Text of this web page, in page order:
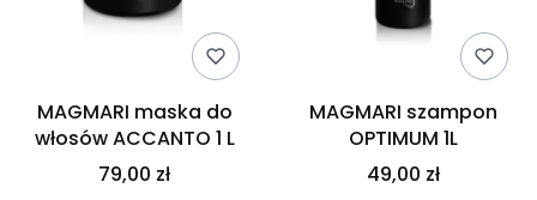
MAGMARI maska do
włosów ACCANTO 1 L
79,00 zł
MAGMARI szampon
OPTIMUM 1L
49,00 zł